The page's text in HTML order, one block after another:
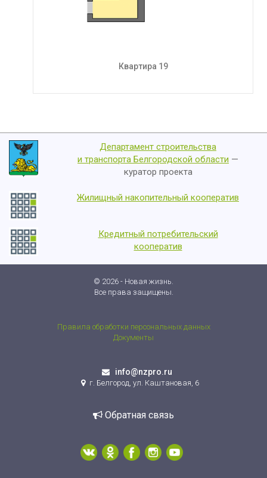
Квартира 19
Департамент строительства
и транспорта Белгородской области —
куратор проекта
Жилищный накопительный кооператив
Кредитный потребительский
кооператив
© 2026 - Новая жизнь.
Все права защищены.
Правила обработки персональных данных
Документы
info@nzpro.ru
г. Белгород, ул. Каштановая, 6
Обратная связь